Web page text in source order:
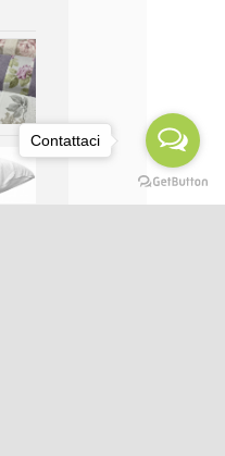
Contattaci